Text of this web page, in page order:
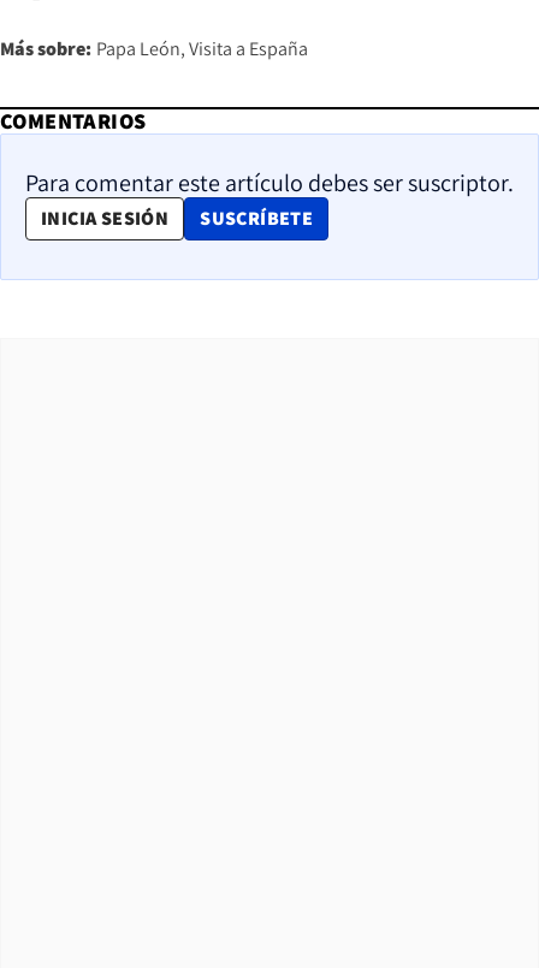
Más sobre: Papa León Visita a España
COMENTARIOS
Para comentar este artículo debes ser suscriptor.
INICIA SESIÓN SUSCRÍBETE
OPENS IN NEW WINDOW